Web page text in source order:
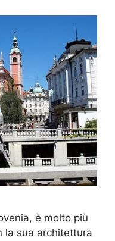
è molto più
la sua architettura